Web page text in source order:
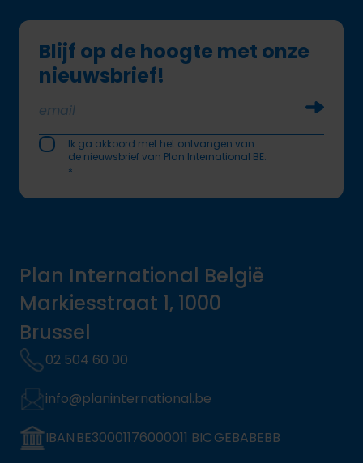
Blijf op de hoogte met onze
nieuwsbrief!
Ik ga akkoord met het ontvangen van
de nieuwsbrief van Plan International BE.
*
Plan International België
Markiesstraat 1, 1000
Brussel
02 504 60 00
info@planinternational.be
IBAN BE30001176000011 BIC GEBABEBB